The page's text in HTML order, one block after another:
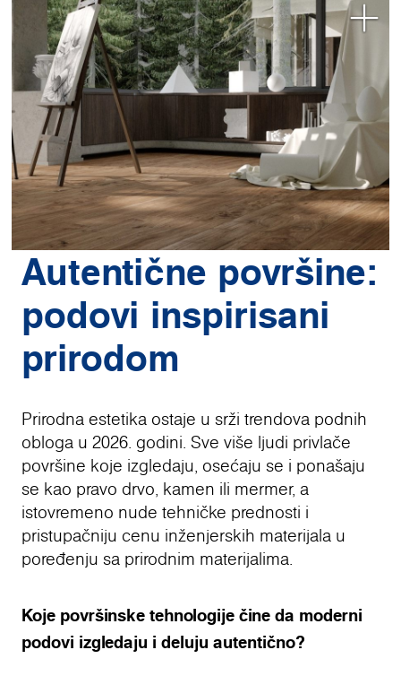
Autentične površine:
podovi inspirisani
prirodom
Prirodna estetika ostaje u srži trendova podnih
obloga u 2026. godini. Sve više ljudi privlače
površine koje izgledaju, osećaju se i ponašaju
se kao pravo drvo, kamen ili mermer, a
istovremeno nude tehničke prednosti i
pristupačniju cenu inženjerskih materijala u
poređenju sa prirodnim materijalima.
Koje površinske tehnologije čine da moderni
podovi izgledaju i deluju autentično?